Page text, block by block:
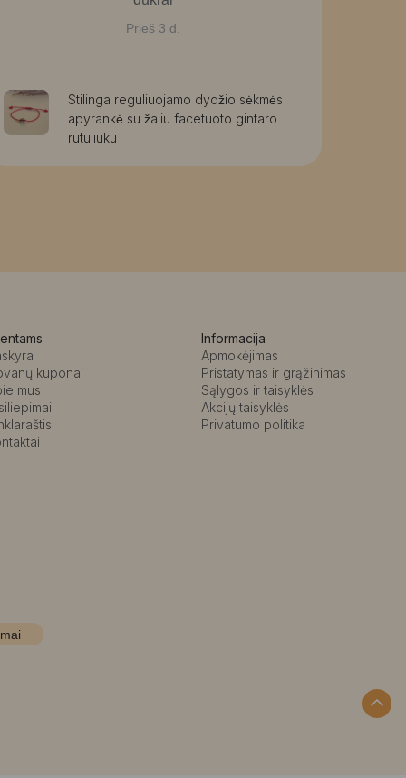
Prieš 3 d.
Stilinga reguliuojamo dydžio sėkmės
apyrankė su žaliu facetuoto gintaro
rutuliuku
kuponai
mus
Informacija
Apmokėjimas
Pristatymas ir grąžinimas
Sąlygos ir taisyklės
Akcijų taisyklės
Privatumo politika